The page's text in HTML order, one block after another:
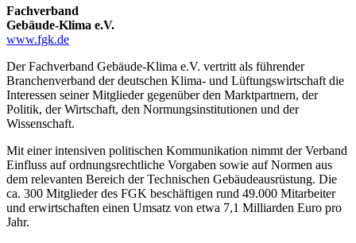
Fachverband
Gebäude-Klima e.V.
www.fgk.de
Der Fachverband Gebäude-Klima e.V. vertritt als führender
Branchenverband der deutschen Klima- und Lüftungswirtschaft die
Interessen seiner Mitglieder gegenüber den Marktpartnern, der
Politik, der Wirtschaft, den Normungsinstitutionen und der
Wissenschaft.
Mit einer intensiven politischen Kommunikation nimmt der Verband
Einfluss auf ordnungsrechtliche Vorgaben sowie auf Normen aus
dem relevanten Bereich der Technischen Gebäudeausrüstung. Die
ca. 300 Mitglieder des FGK beschäftigen rund 49.000 Mitarbeiter
und erwirtschaften einen Umsatz von etwa 7,1 Milliarden Euro pro
Jahr.